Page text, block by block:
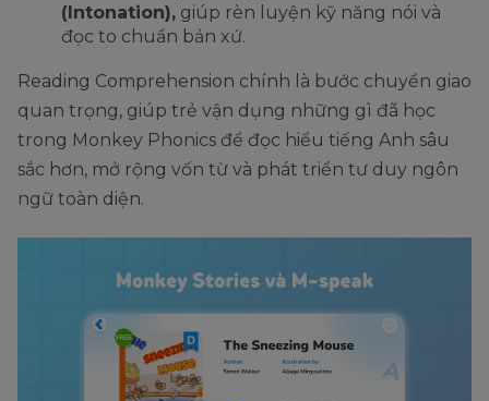
(Intonation), giúp rèn luyện kỹ năng nói và
đọc to chuẩn bản xứ.
Reading Comprehension chính là bước chuyển giao
quan trọng, giúp trẻ vận dụng những gì đã học
trong Monkey Phonics để đọc hiểu tiếng Anh sâu
sắc hơn, mở rộng vốn từ và phát triển tư duy ngôn
ngữ toàn diện.